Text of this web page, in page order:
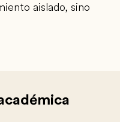
aislado, sino